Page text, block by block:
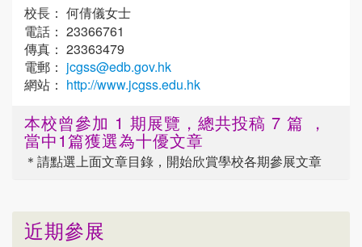
校長： 何倩儀女士
電話： 23366761
傳真： 23363479
電郵： jcgss@edb.gov.hk
網站： http://www.jcgss.edu.hk
本校曾參加 1 期展覽，總共投稿 7 篇 ，
當中1篇獲選為十優文章
＊請點選上面文章目錄，開始欣賞學校各期參展文章
近期參展